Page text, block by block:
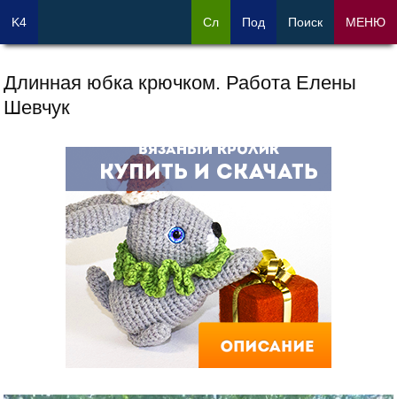
Длинная юбка крючком. Работа Елены
Шевчук
K4 Сл Под Поиск МЕНЮ